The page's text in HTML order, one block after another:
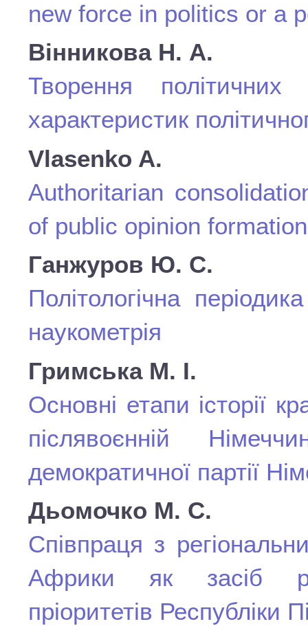
new force in politics or a
Вінникова Н. А.
Творення
характеристик
Vlasenko A.
Authoritarian
of public opinion formation
Ганжуров Ю. С.
Політологічна
наукометрія
Гримська М. І.
Основні етапи історії
післявоєнній
демократичної партії
Дьомочко М. С.
Співпраця з
Африки як засіб
пріоритетів Республіки